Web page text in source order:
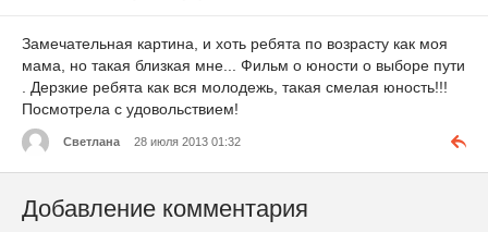
Замечательная картина, и хоть ребята по возрасту как моя
мама, но такая близкая мне... Фильм о юности о выборе пути
. Дерзкие ребята как вся молодежь, такая смелая юность!!!
Посмотрела с удовольствием!
Светлана 28 июля 2013 01:32
Добавление комментария